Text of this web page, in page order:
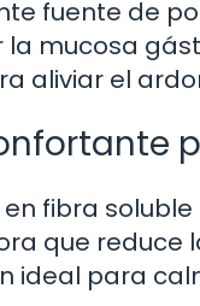
fuente de
mucosa
aliviar el
fibra
que reduce
ideal para